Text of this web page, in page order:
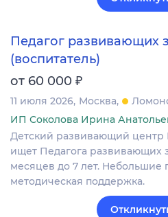
Педагог развивающих
(воспитатель)
от 60 000 ₽
11 июля 2026 Москва
ИП Соколова Ирина
Детский развивающий центр
ищет Педагога развивающих
месяцев до 7 лет. Небольшие
методическая поддержка.